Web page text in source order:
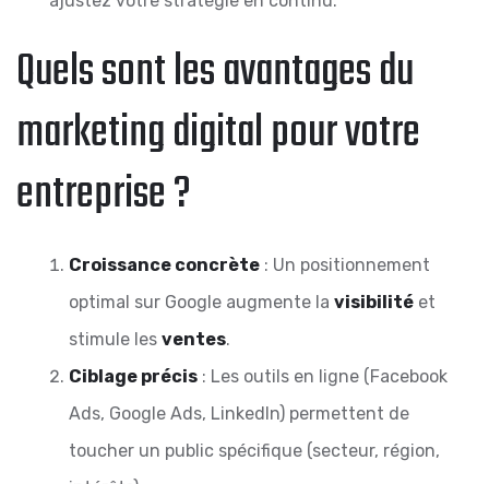
Quels sont les avantages du
marketing digital pour votre
entreprise ?
Croissance concrète : Un positionnement
optimal sur Google augmente la visibilité et
stimule les ventes.
Ciblage précis : Les outils en ligne (Facebook
Ads, Google Ads, LinkedIn) permettent de
toucher un public spécifique (secteur, région,